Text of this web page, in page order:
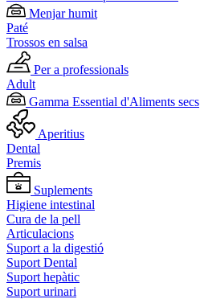
Menjar humit
Paté
Trossos en salsa
Per a professionals
Adult
Gamma Essential d'Aliments secs
Aperitius
Dental
Premis
Suplements
Higiene intestinal
Cura de la pell
Articulacions
Suport a la digestió
Suport Dental
Suport hepàtic
Suport urinari